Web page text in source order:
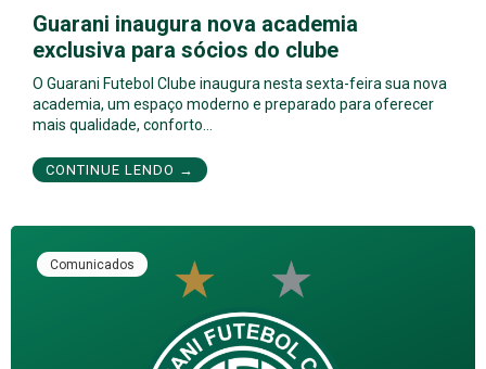
Guarani inaugura nova academia
exclusiva para sócios do clube
O Guarani Futebol Clube inaugura nesta sexta-feira sua nova
academia, um espaço moderno e preparado para oferecer
mais qualidade, conforto…
CONTINUE LENDO →
Comunicados